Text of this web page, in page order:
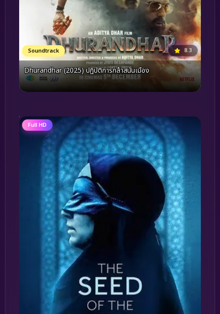
Soundtrack 8.3
Dhurandhar (2025) ปฏิบัติการกล้าสนั่นเมือง
Full HD